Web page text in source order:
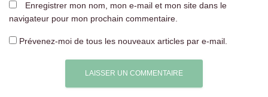
Enregistrer mon nom, mon e-mail et mon site dans le
navigateur pour mon prochain commentaire.
Prévenez-moi de tous les nouveaux articles par e-mail.